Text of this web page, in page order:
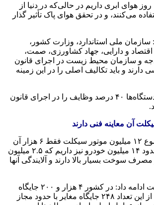
وی افزود: فقط ۱۰۰ روز هوای ابری داریم در حالی‌که در دنیا از
می‌کنند، و در تحقق هوای پاک تأثیر گذار
ملی استاندارد، وزارت کشور،
اقتصاد و دارایی، جهاد کشاورزی، صمت،
و سازمان محیط زیست در اجرای قانون
و باید تکالیف اصلی را در این زمینه
وی مطرح کرد: این دستگاه‌ها ۴۰ درصد وظایف را در اجرای قانون
وی ادامه داد: از مجموع ۱۲ میلیون موتور سیکلت فقط ۶ هزار آن
معاینه فنی دارند و حدود ۱۴ میلیون خودرو نیز داریم که ۲.۵ میلیون
سوخت بسیار بالا دارند و آلایندگی آنها
معاون وزارت بهداشت ادامه داد: در کشور ۴ هزار و ۲۰۰ جایگاه
توزیع بنزین داریم که از این تعداد ۲۴۸ جایگاه مغایر با حدود مجاز